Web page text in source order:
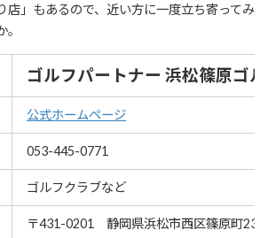
店」もあるので、近い方に一度立ち寄ってみ
ゴルフパートナー 浜松篠原ゴ
公式ホームページ
053-445-0771
ゴルフクラブなど
〒431-0201 静岡県浜松市西区篠原町